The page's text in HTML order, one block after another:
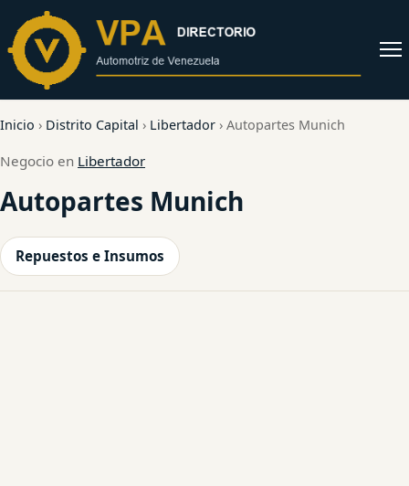
contenido
Abrir
Inicio › Distrito Capital › Libertador › Autopartes Munich
Negocio en Libertador
Autopartes Munich
Repuestos e Insumos